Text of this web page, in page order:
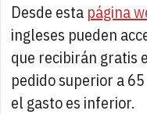
Desde esta página
ingleses pueden
que recibirán gratis
pedido superior a
el gasto es inferior.